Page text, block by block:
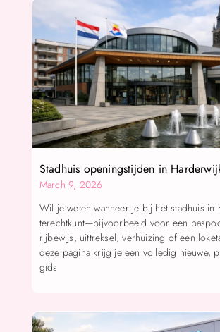
Stadhuis openingstijden in
March 9, 2026
Wil je weten wanneer je bij het stadhuis in
terechtkunt—bijvoorbeeld voor een
rijbewijs, uittreksel, verhuizing of een
deze pagina krijg je een volledig nieuwe,
gids